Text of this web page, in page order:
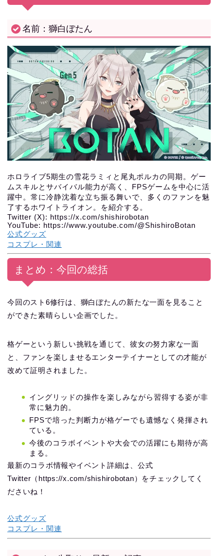
名前：獅白ぼたん
ホロライブ5期生の雪花ラミィと尾丸ポルカの同期。ゲー
ムスキルとサバイバル能力が高く、FPSゲームを中心に活
躍中。常に冷静沈着な立ち振る舞いで、多くのファンを魅
了するホワイトライオン。を紹介する。
Twitter (X): https://x.com/shishirobotan
YouTube: https://www.youtube.com/@ShishiroBotan
公式グッズ
コスプレ・関連
まとめ：今回の総括
今回のスト6修行は、獅白ぼたんの新たな一面を見ること
ができた素晴らしい企画でした。
格ゲーという新しい挑戦を通じて、彼女の努力家な一面
と、ファンを楽しませるエンターテイナーとしての才能が
改めて証明されました。
イングリッドの操作を楽しみながら習得する姿が非
常に魅力的。
FPSで培った判断力が格ゲーでも遺憾なく発揮され
ている。
今後のコラボイベントや大会での活躍にも期待が高
まる。
最新のコラボ情報やイベント詳細は、公式
Twitter（https://x.com/shishirobotan）をチェックしてく
ださいね！
公式グッズ
コスプレ・関連